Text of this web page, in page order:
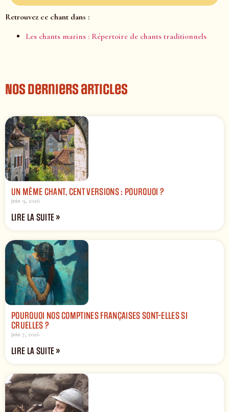
Retrouvez ce chant dans :
Les chants marins : Répertoire de chants traditionnels
Nos derniers articles
UN MÊME CHANT, CENT VERSIONS : POURQUOI ?
juin 9, 2026
LIRE LA SUITE »
POURQUOI NOS COMPTINES FRANÇAISES SONT-ELLES SI
CRUELLES ?
juin 7, 2026
LIRE LA SUITE »